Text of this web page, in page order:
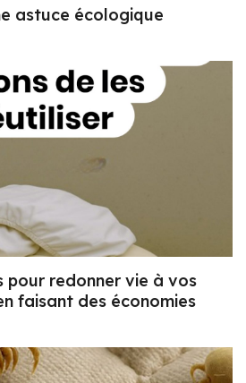
astuce écologique
pour redonner vie à vos
faisant des économies